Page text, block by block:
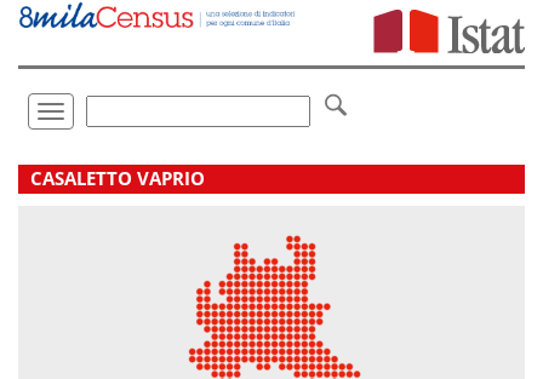
Vai
direttamente
Toggle
navigation
.
CASALETTO VAPRIO